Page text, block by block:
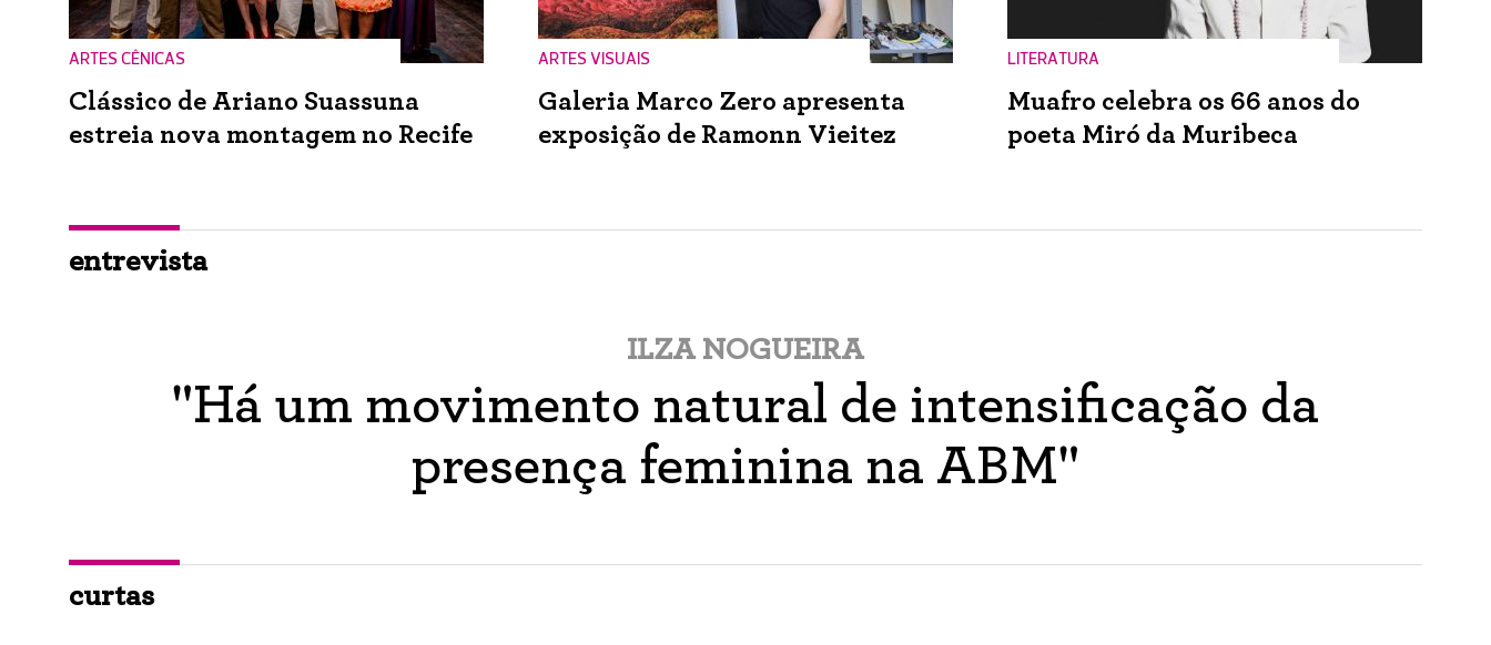
ARTES CÊNICAS
Clássico de Ariano Suassuna
estreia nova montagem no Recife
ARTES VISUAIS
Galeria Marco Zero apresenta
exposição de Ramonn Vieitez
LITERATURA
Muafro celebra os 66 anos do
poeta Miró da Muribeca
entrevista
ILZA NOGUEIRA
"Há um movimento natural de intensificação da
presença feminina na ABM"
curtas